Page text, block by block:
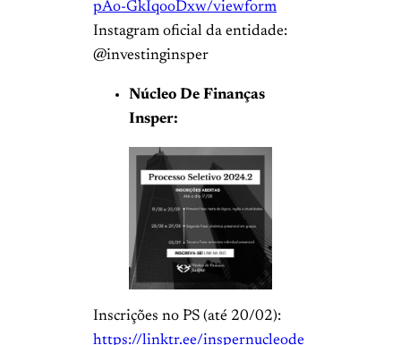
pAo-GkIqooDxw/viewform
Instagram oficial da entidade:
@investinginsper
Núcleo De Finanças
Insper:
Inscrições no PS (até 20/02):
https://linktr.ee/inspernucleode